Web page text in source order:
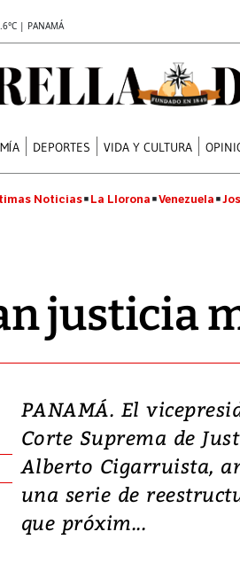
| PANAMÁ
DEPORTES VIDA Y CULTURA
Noticias La Llorona Venezuela
justicia
PANAMÁ. El
Corte Suprema de
Alberto Cigarruista,
una serie de
que próxim...
Video, Japón:
deja heridos y
daños en